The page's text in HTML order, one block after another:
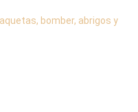
bomber, abrigos y